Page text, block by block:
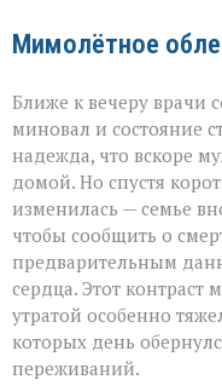
Мимолётное
Ближе к вечеру врачи
миновал и состояние
надежда, что вскоре
домой. Но спустя
изменилась — семье
чтобы сообщить о
предварительным
сердца. Этот
утратой особенно
которых день
переживаний.